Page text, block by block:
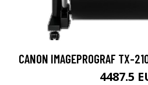
CANON IMAGEPROGRAF TX-
4487.5